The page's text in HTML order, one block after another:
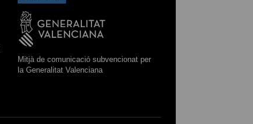
Mitjà de comunicació subvencionat per
la Generalitat Valenciana